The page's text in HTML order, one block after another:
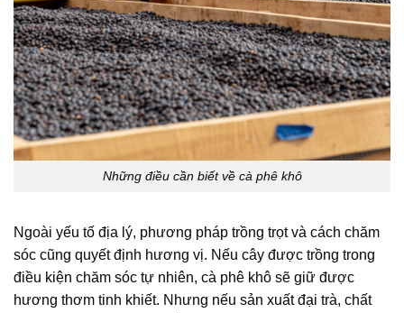
Những điều cần biết về cà phê khô
Ngoài yếu tố địa lý, phương pháp trồng trọt và cách chăm
sóc cũng quyết định hương vị. Nếu cây được trồng trong
điều kiện chăm sóc tự nhiên, cà phê khô sẽ giữ được
hương thơm tinh khiết. Nhưng nếu sản xuất đại trà, chất